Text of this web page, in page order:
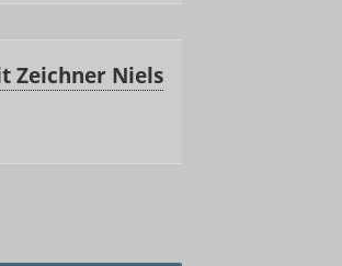
Zeichner Niels